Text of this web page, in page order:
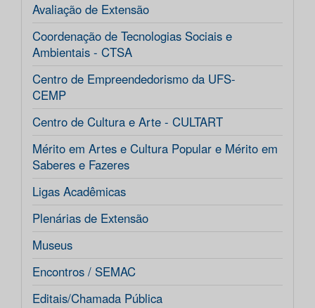
Avaliação de Extensão
Coordenação de Tecnologias Sociais e
Ambientais - CTSA
Centro de Empreendedorismo da UFS-
CEMP
Centro de Cultura e Arte - CULTART
Mérito em Artes e Cultura Popular e Mérito em
Saberes e Fazeres
Ligas Acadêmicas
Plenárias de Extensão
Museus
Encontros / SEMAC
Editais/Chamada Pública